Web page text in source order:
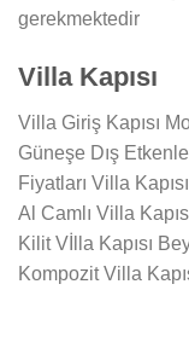
gerekmektedir
Villa Kapısı
Villa Giriş Kapısı
Güneşe Dış
Fiyatları Villa
Al Camlı Villa
Kilit Vİlla Kapısı
Kompozit Villa